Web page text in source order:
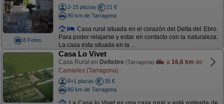
8 Fotos
2-15 plazas
21 €
90 km de Tarragona
Casa rural situada en el corazón del Delta del Ebro.
Para poder relajarse y estar en contacto con la naturaleza.
La casa esta situada en la ...
Casa Lo Vivet
Casa Rural en Deltebre (Tarragona) a 16,6 km de
Camarles (Tarragona)
8+1 plazas
35 €
80 km de Tarragona